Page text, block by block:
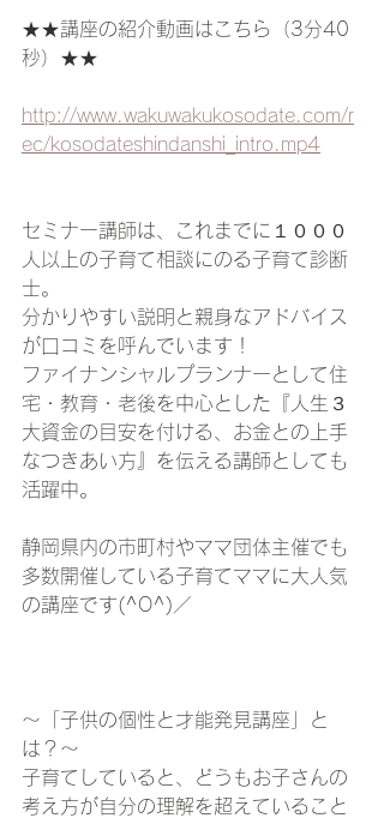
★★講座の紹介動画はこちら（3分40
秒）★★
http://www.wakuwakukosodate.com/r
ec/kosodateshindanshi_intro.mp4
セミナー講師は、これまでに１０００
人以上の子育て相談にのる子育て診断
士。
分かりやすい説明と親身なアドバイス
が口コミを呼んでいます！
ファイナンシャルプランナーとして住
宅・教育・老後を中心とした『人生３
大資金の目安を付ける、お金との上手
なつきあい方』を伝える講師としても
活躍中。
静岡県内の市町村やママ団体主催でも
多数開催している子育てママに大人気
の講座です(^O^)／
～「子供の個性と才能発見講座」と
は？～
子育てしていると、どうもお子さんの
考え方が自分の理解を超えていること